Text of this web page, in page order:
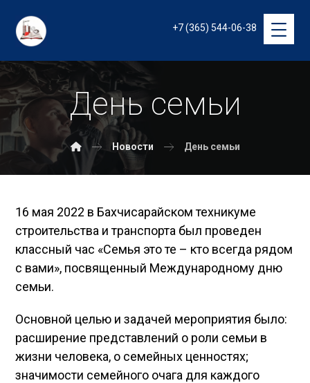
+7 (365) 544-06-38
День семьи
Новости День семьи
16 мая 2022 в Бахчисарайском техникуме
строительства и транспорта был проведен
классный час «Семья это те – кто всегда рядом
с вами», посвященный Международному дню
семьи.
Основной целью и задачей мероприятия было:
расширение представлений о роли семьи в
жизни человека, о семейных ценностях;
значимости семейного очага для каждого